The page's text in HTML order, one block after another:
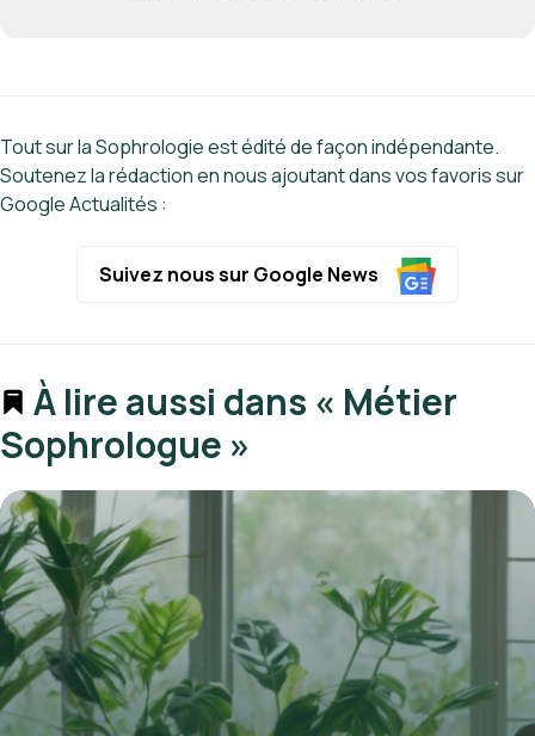
Tout sur la Sophrologie est édité de façon indépendante.
Soutenez la rédaction en nous ajoutant dans vos favoris sur
Google Actualités :
Suivez nous sur Google News
À lire aussi dans « Métier
Sophrologue »